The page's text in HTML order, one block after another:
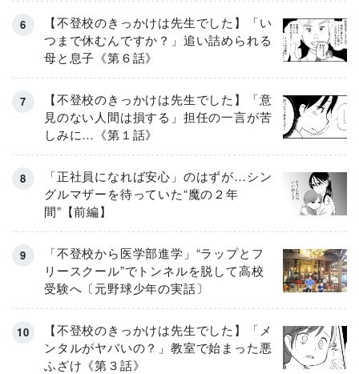
【不登校のきっかけは先生でした】「い
つまで休むんですか？」追い詰められる
母と息子《第６話》
【不登校のきっかけは先生でした】「意
見のない人間は損する」担任の一言が苦
しみに…《第１話》
「正社員になれば安心」のはずが…シン
グルマザーを待っていた“魔の２年
間”【前編】
「不登校から医学部進学」“ラップとフ
リースクール”でトンネルを脱して高校
受験へ〔元野球少年の実話〕
【不登校のきっかけは先生でした】「メ
ンタルがヤバいの？」教室で始まった悪
ふざけ《第３話》